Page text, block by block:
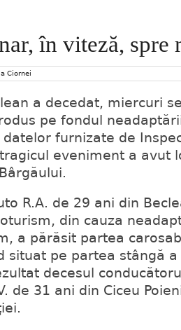
în viteză, spre
Ciornei
a decedat, miercuri
pe fondul
furnizate de
eveniment a avut
R.A. de 29 ani din
din cauza
a părăsit partea
situat pe partea stângă
decesul
de 31 ani din Ciceu